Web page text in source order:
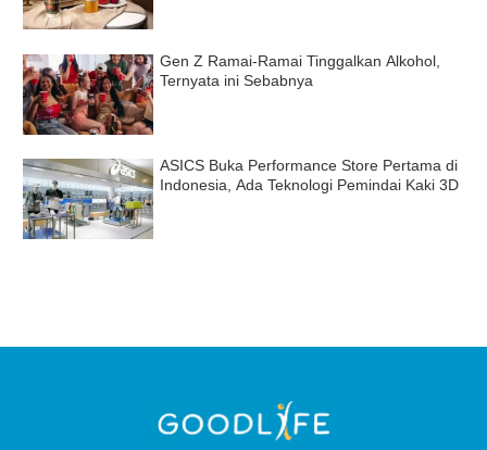
Gen Z Ramai-Ramai Tinggalkan Alkohol,
Ternyata ini Sebabnya
ASICS Buka Performance Store Pertama di
Indonesia, Ada Teknologi Pemindai Kaki 3D